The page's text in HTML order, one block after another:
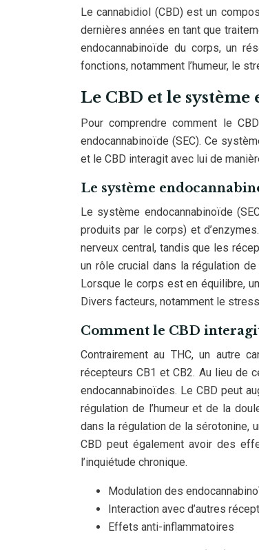
Le cannabidiol (CBD) est un
dernières années en tant que
endocannabinoïde du corps, un
fonctions, notamment l’humeur, le
Le CBD et le
Pour comprendre comment le
endocannabinoïde (SEC). Ce
et le CBD interagit avec lui de
Le système
Le système endocannabinoïde
produits par le corps) et
nerveux central, tandis que les
un rôle crucial dans la régulation de
Lorsque le corps est en équilibre,
Divers facteurs, notamment le
Comment le CBD
Contrairement au THC, un autre
récepteurs CB1 et CB2. Au lieu de
endocannabinoïdes. Le CBD peut
régulation de l’humeur et de la
dans la régulation de la sérotonine,
CBD peut également avoir des
l’inquiétude chronique.
Modulation des
Interaction avec d’autres
Effets anti-inflammatoires